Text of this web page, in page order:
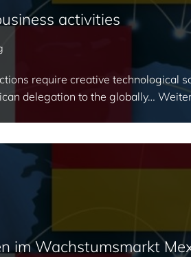
activities
require creative technological
delegation to the globally…
im Wachstumsmarkt